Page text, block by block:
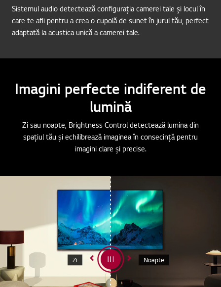
Sistemul audio detectează configurația camerei tale și locul în
care te afli pentru a crea o cupolă de sunet în jurul tău, perfect
adaptată la acustica unică a camerei tale.
Imagini perfecte indiferent de
lumină
Zi sau noapte, Brightness Control detectează lumina din
spațiul tău și echilibrează imaginea în consecință pentru
imagini clare și precise.
Zi Noapte